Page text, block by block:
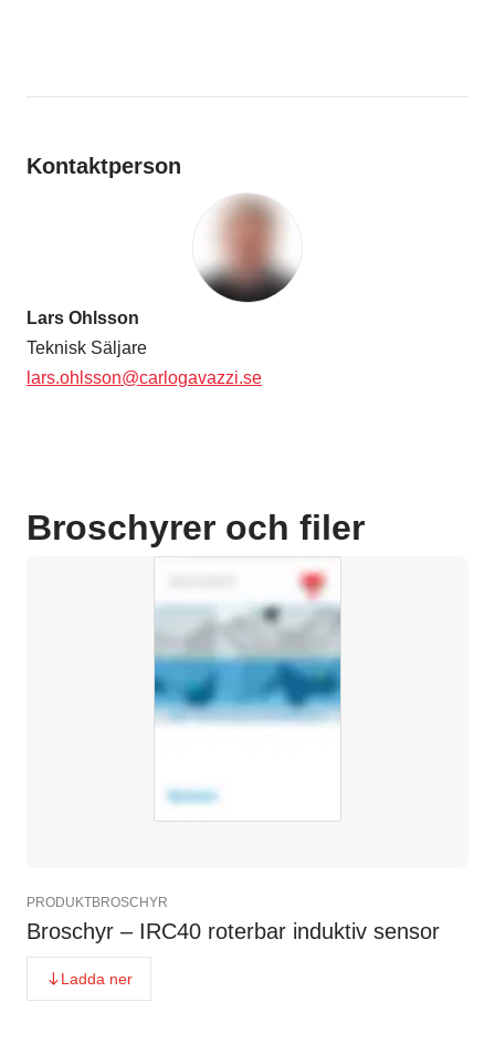
Kontaktperson
Lars Ohlsson
Teknisk Säljare
lars.ohlsson@carlogavazzi.se
Broschyrer och filer
PRODUKTBROSCHYR
Broschyr – IRC40 roterbar induktiv sensor
Ladda ner